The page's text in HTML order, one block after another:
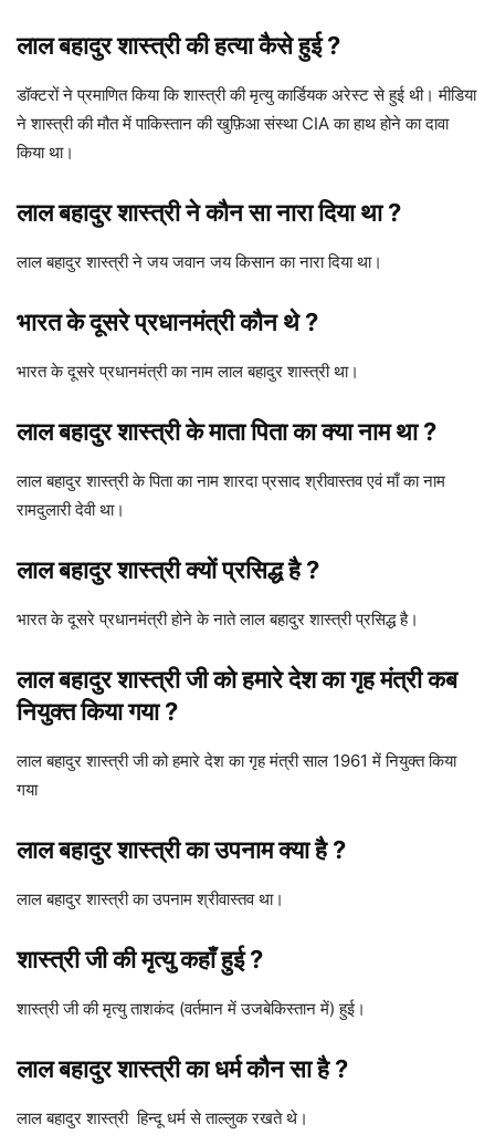
लाल बहादुर शास्त्री की हत्या कैसे हुई ?
डॉक्टरों ने प्रमाणित किया कि शास्त्री की मृत्यु कार्डियक अरेस्ट से हुई थी। मीडिया
ने शास्त्री की मौत में पाकिस्तान की खुफ़िआ संस्था CIA का हाथ होने का दावा
किया था।
लाल बहादुर शास्त्री ने कौन सा नारा दिया था ?
लाल बहादुर शास्त्री ने जय जवान जय किसान का नारा दिया था।
भारत के दूसरे प्रधानमंत्री कौन थे ?
भारत के दूसरे प्रधानमंत्री का नाम लाल बहादुर शास्त्री था।
लाल बहादुर शास्त्री के माता पिता का क्या नाम था ?
लाल बहादुर शास्त्री के पिता का नाम शारदा प्रसाद श्रीवास्तव एवं माँ का नाम
रामदुलारी देवी था।
लाल बहादुर शास्त्री क्यों प्रसिद्ध है ?
भारत के दूसरे प्रधानमंत्री होने के नाते लाल बहादुर शास्त्री प्रसिद्ध है।
लाल बहादुर शास्त्री जी को हमारे देश का गृह मंत्री कब
नियुक्त किया गया ?
लाल बहादुर शास्त्री जी को हमारे देश का गृह मंत्री साल 1961 में नियुक्त किया
गया
लाल बहादुर शास्त्री का उपनाम क्या है ?
लाल बहादुर शास्त्री का उपनाम श्रीवास्तव था।
शास्त्री जी की मृत्यु कहाँ हुई ?
शास्त्री जी की मृत्यु ताशकंद (वर्तमान में उजबेकिस्तान में) हुई।
लाल बहादुर शास्त्री का धर्म कौन सा है ?
लाल बहादुर शास्त्री हिन्दू धर्म से ताल्लुक रखते थे।